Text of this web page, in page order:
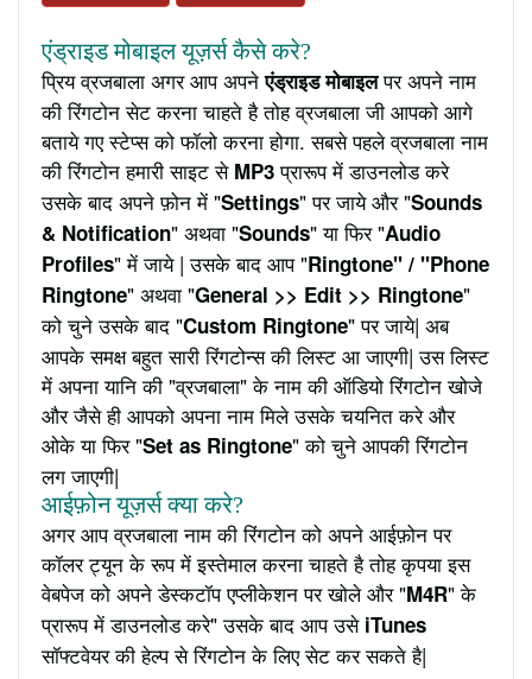
एंड्राइड मोबाइल यूज़र्स कैसे करे?
प्रिय व्रजबाला अगर आप अपनेएंड्राइड मोबाइलपर अपने नाम
की रिंगटोन सेट करना चाहते है तोह व्रजबाला जी आपको आगे
बताये गए स्टेप्स को फॉलो करना होगा. सबसे पहले व्रजबाला नाम
की रिंगटोन हमारी साइट से MP3प्रारूप में डाउनलोड करे
उसके बाद अपने फ़ोन में "Settings" पर जाये और "Sounds
& Notification" अथवा "Sounds" या फिर "Audio
Profiles" में जाये | उसके बाद आप "Ringtone" / "Phone
Ringtone" अथवा "General >> Edit >> Ringtone"
को चुने उसके बाद "Custom Ringtone" पर जाये| अब
आपके समक्ष बहुत सारी रिंगटोन्स की लिस्ट आ जाएगी| उस लिस्ट
में अपना यानि की "व्रजबाला" के नाम की ऑडियो रिंगटोन खोजे
और जैसे ही आपको अपना नाम मिले उसके चयनित करे और
ओके या फिर "Set as Ringtone" को चुने आपकी रिंगटोन
लग जाएगी|
आईफ़ोन यूज़र्स क्या करे?
अगर आप व्रजबाला नाम की रिंगटोन को अपने आईफ़ोन पर
कॉलर ट्यून के रूप में इस्तेमाल करना चाहते है तोह कृपया इस
वेबपेज को अपने डेस्कटॉप एप्लीकेशन पर खोले और "M4R" के
प्रारूप में डाउनलोड करे" उसके बाद आप उसे iTunes
सॉफ्टवेयर की हेल्प से रिंगटोन के लिए सेट कर सकते है|